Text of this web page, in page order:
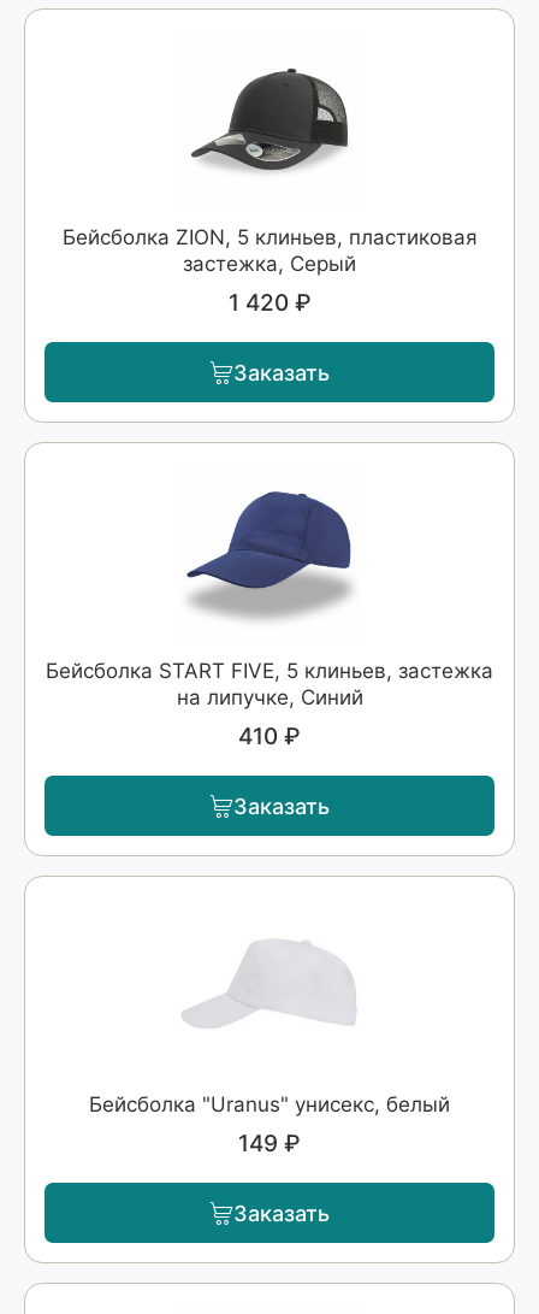
Бейсболка ZION, 5 клиньев, пластиковая
застежка, Серый
1 420 ₽
Заказать
Бейсболка START FIVE, 5 клиньев, застежка
на липучке, Синий
410 ₽
Заказать
Бейсболка "Uranus" унисекс, белый
149 ₽
Заказать